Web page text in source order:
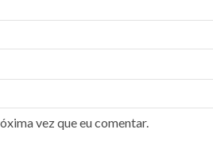
vez que eu comentar.